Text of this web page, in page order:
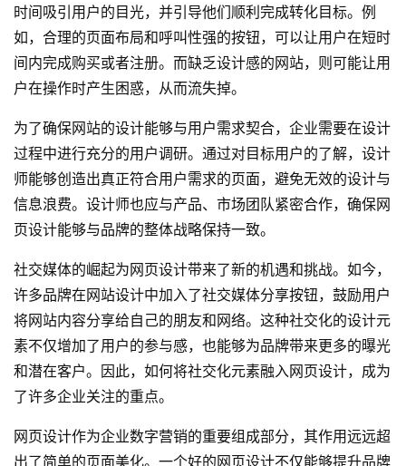
时间吸引用户的目光，并引导他们顺利完成转化目标。例
如，合理的页面布局和呼叫性强的按钮，可以让用户在短时
间内完成购买或者注册。而缺乏设计感的网站，则可能让用
户在操作时产生困惑，从而流失掉。
为了确保网站的设计能够与用户需求契合，企业需要在设计
过程中进行充分的用户调研。通过对目标用户的了解，设计
师能够创造出真正符合用户需求的页面，避免无效的设计与
信息浪费。设计师也应与产品、市场团队紧密合作，确保网
页设计能够与品牌的整体战略保持一致。
社交媒体的崛起为网页设计带来了新的机遇和挑战。如今，
许多品牌在网站设计中加入了社交媒体分享按钮，鼓励用户
将网站内容分享给自己的朋友和网络。这种社交化的设计元
素不仅增加了用户的参与感，也能够为品牌带来更多的曝光
和潜在客户。因此，如何将社交化元素融入网页设计，成为
了许多企业关注的重点。
网页设计作为企业数字营销的重要组成部分，其作用远远超
出了简单的页面美化。一个好的网页设计不仅能够提升品牌